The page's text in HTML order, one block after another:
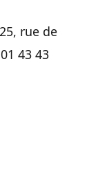
rue de
43 43